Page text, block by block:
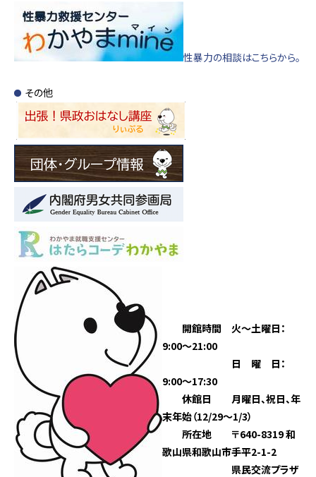
性暴力の相談はこちらから。
その他
開館時間 火～土曜日：
9:00～21:00
日 曜 日：
9:00～17:30
休館日 月曜日、祝日、年
末年始（12/29～1/3）
所在地 〒640-8319 和
歌山県和歌山市手平2-1-2
県民交流プラザ